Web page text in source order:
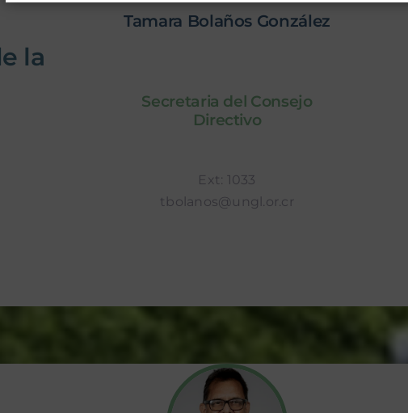
la
Tamara Bolaños González
Secretaria del Consejo
Directivo
Ext: 1033
tbolanos@ungl.or.cr